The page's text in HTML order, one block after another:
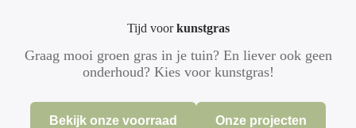
Tijd voorkunstgras
Graag mooi groen gras in je tuin? En liever ook geen
onderhoud? Kies voor kunstgras!
Bekijk onze voorraad Onze projecten